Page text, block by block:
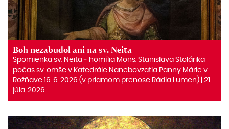
Boh nezabudol ani na sv. Neita
Spomienka sv. Neita ‒ homília Mons. Stanislava Stolárika
počas sv. omše v Katedrále Nanebovzatia Panny Márie v
Rožňave 16. 6. 2026 (v priamom prenose Rádia Lumen) | 21
júla, 2026